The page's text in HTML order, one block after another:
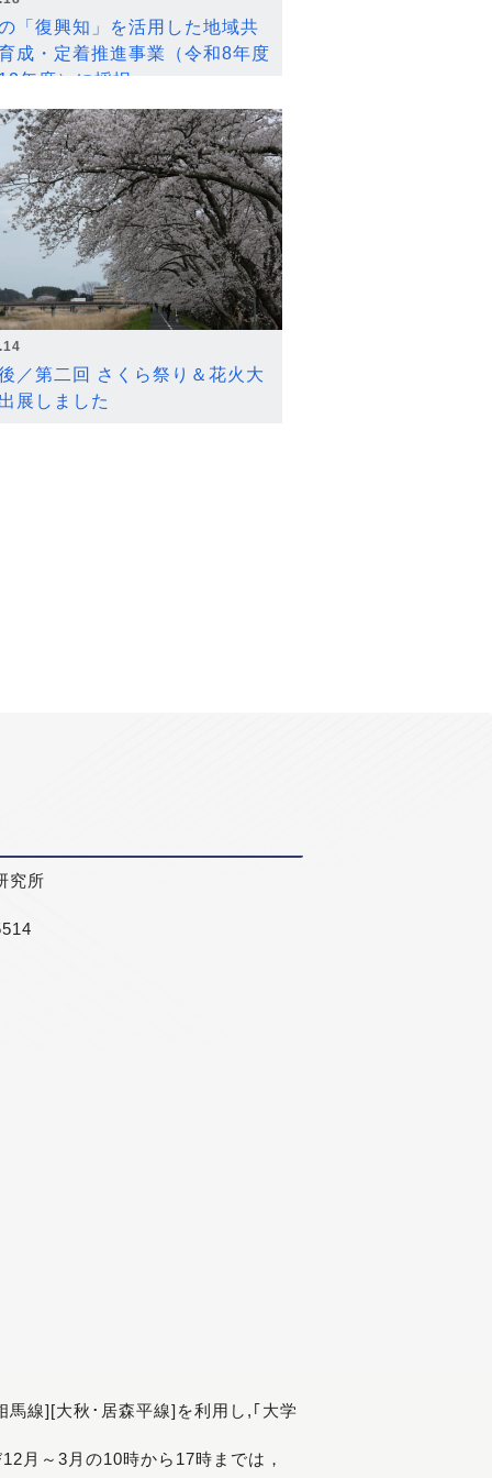
「復興知」を活用した地域共
成・定着推進事業（令和8年度
年度）に採択
／第二回 さくら祭り＆花火大
展しました
究所
線][大秋･居森平線]を利用し,｢大学
月～3月の10時から17時までは，